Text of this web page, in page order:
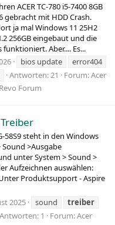
ACER TC-780 i5-7400 8GB
gebracht mit HDD Crash.
ja mal Windows 11 25H2
256GB eingebaut und die
Aber.... Es...
bios update
error404
Antworten: 21 Forum:Acer
Forum
58S9 steht in den Windows
>Ausgabe
unter System > Sound >
Aufzeichnen auswählen:
Produktsupport - Aspire
2025 sound
treiber
Antworten: 1 Forum:Acer